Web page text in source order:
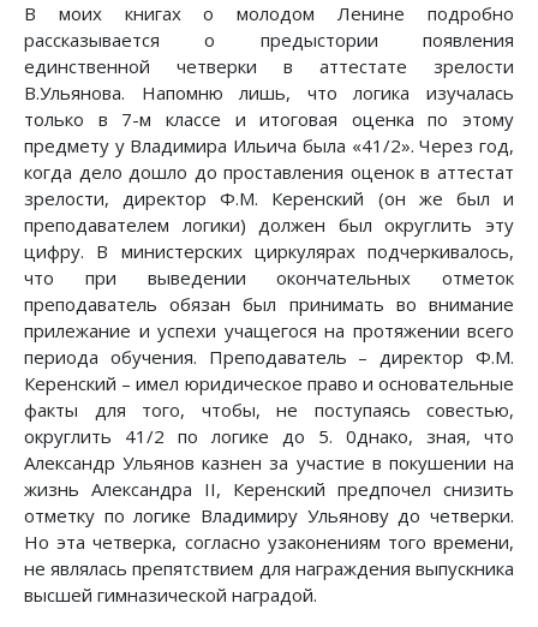
В моих книгах о молодом Ленине подробно
рассказывается о предыстории появления
единственной четверки в аттестате зрелости
В.Ульянова. Напомню лишь, что логика изучалась
только в 7-м классе и итоговая оценка по этому
предмету у Владимира Ильича была «41/2». Через год,
когда дело дошло до проставления оценок в аттестат
зрелости, директор Ф.М. Керенский (он же был и
преподавателем логики) должен был округлить эту
цифру. В министерских циркулярах подчеркивалось,
что при выведении окончательных отметок
преподаватель обязан был принимать во внимание
прилежание и успехи учащегося на протяжении всего
периода обучения. Преподаватель – директор Ф.М.
Керенский – имел юридическое право и основательные
факты для того, чтобы, не поступаясь совестью,
округлить 41/2 по логике до 5. 0днако, зная, что
Александр Ульянов казнен за участие в покушении на
жизнь Александра II, Керенский предпочел снизить
отметку по логике Владимиру Ульянову до четверки.
Но эта четверка, согласно узаконениям того времени,
не являлась препятствием для награждения выпускника
высшей гимназической наградой.